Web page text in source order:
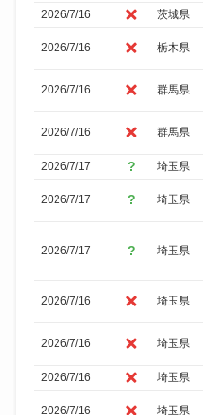
2026/7/16
茨城県
2026/7/16 栃木県
2026/7/16 群馬県
2026/7/16 群馬県
2026/7/17
埼玉県
2026/7/17 埼玉県
2026/7/17 埼玉県
2026/7/16 埼玉県
2026/7/16 埼玉県
2026/7/16
埼玉県
2026/7/16 埼玉県